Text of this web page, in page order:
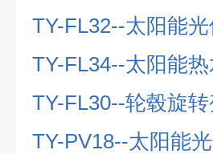
TY-FL32--太阳能
TY-FL34--太阳能
TY-FL30--轮毂旋
TY-PV18--太阳能